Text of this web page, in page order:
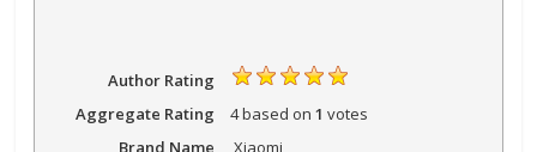
Author Rating
Aggregate Rating
4based on 1 votes
Brand Name
Xiaomi